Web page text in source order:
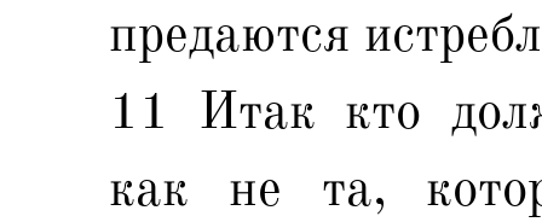
предаются
11 Итак кто
как не та,